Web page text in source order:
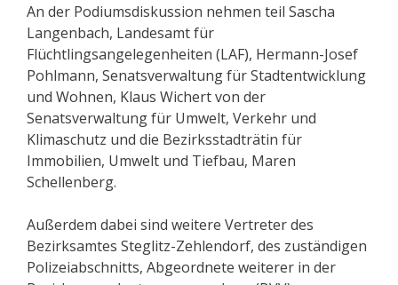
An der Podiumsdiskussion nehmen teil Sascha
Langenbach, Landesamt für
Flüchtlingsangelegenheiten (LAF), Hermann-Josef
Pohlmann, Senatsverwaltung für Stadtentwicklung
und Wohnen, Klaus Wichert von der
Senatsverwaltung für Umwelt, Verkehr und
Klimaschutz und die Bezirksstadträtin für
Immobilien, Umwelt und Tiefbau, Maren
Schellenberg.
Außerdem dabei sind weitere Vertreter des
Bezirksamtes Steglitz-Zehlendorf, des zuständigen
Polizeiabschnitts, Abgeordnete weiterer in der